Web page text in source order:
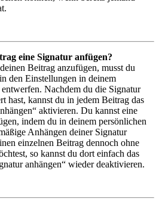
eine Signatur anfügen?
Beitrag anzufügen, musst du
den Einstellungen in deinem
Nachdem du die Signatur
hast, kannst du in jedem Beitrag das
aktivieren. Du kannst eine
indem du in deinem persönlichen
Anhängen deiner Signatur
einzelnen Beitrag dennoch ohne
so kannst du dort einfach das
anhängen“ wieder deaktivieren.